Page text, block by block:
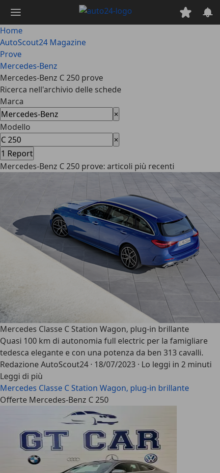
contenuto
principale
Home
AutoScout24 Magazine
Prove
Mercedes-Benz
Mercedes-Benz C 250 prove
Ricerca nell'archivio delle schede
Marca
×
Modello
×
1 Report
Mercedes-Benz C 250 prove: articoli più recenti
Mercedes Classe C Station Wagon, plug-in brillante
Quasi 100 km di autonomia full electric per la famigliare
tedesca elegante e con una potenza da ben 313 cavalli.
Redazione AutoScout24 · 18/07/2023 · Lo leggi in 2 minuti
Leggi di più
Mercedes Classe C Station Wagon, plug-in brillante
Offerte Mercedes-Benz C 250